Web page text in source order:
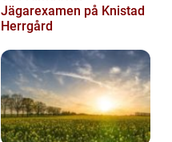
Jägarexamen på Knistad
Herrgård